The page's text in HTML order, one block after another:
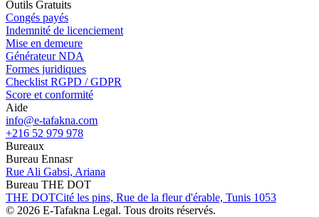
Outils Gratuits
Congés payés
Indemnité de licenciement
Mise en demeure
Générateur NDA
Formes juridiques
Checklist RGPD / GDPR
Score et conformité
Aide
info@e-tafakna.com
+216 52 979 978
Bureaux
Bureau Ennasr
Rue Ali Gabsi, Ariana
Bureau THE DOT
THE DOTCité les pins, Rue de la fleur d'érable, Tunis 1053
© 2026 E-Tafakna Legal. Tous droits réservés.